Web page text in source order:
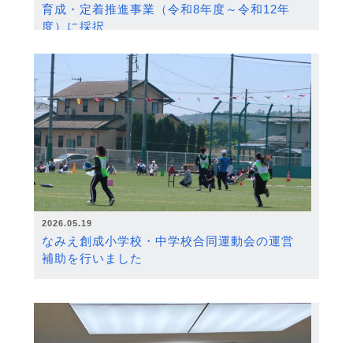
育成・定着推進事業（令和8年度～令和12年
度）に採択
2026.05.19
なみえ創成小学校・中学校合同運動会の運営
補助を行いました